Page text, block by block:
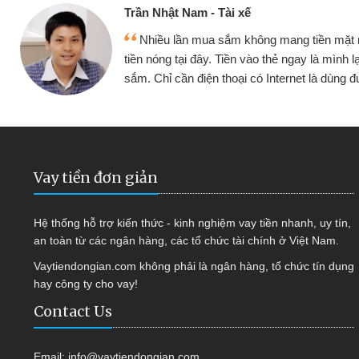
đều vay
tiếp tục mua
Tôi kinh doanh buôn bán
hàng, nhờ biết đến website
quyết được công việc của
Vay tiền đơn giản
Hệ thống hỗ trợ kiến thức - kinh nghiệm vay tiền nhanh, uy tín,
an toàn từ các ngân hàng, các tổ chức tài chính ở Việt Nam.
Vaytiendongian.com không phải là ngân hàng, tổ chức tín dụng
hay công ty cho vay!
Contact Us